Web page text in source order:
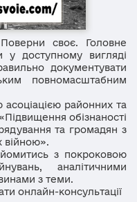
своє. Головне
доступному вигляді
документувати
повномасштабним
районних та
обізнаності
та громадян з
війною».
з покроковою
аналітичними
з теми.
онлайн-консультації